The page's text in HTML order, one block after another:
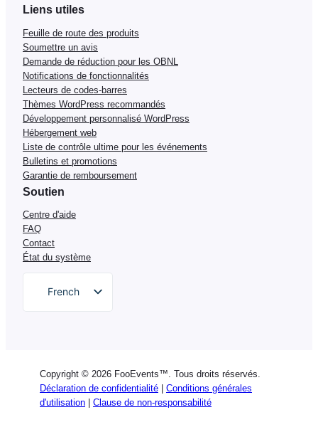
Liens utiles
Feuille de route des produits
Soumettre un avis
Demande de réduction pour les OBNL
Notifications de fonctionnalités
Lecteurs de codes-barres
Thèmes WordPress recommandés
Développement personnalisé WordPress
Hébergement web
Liste de contrôle ultime pour les événements
Bulletins et promotions
Garantie de remboursement
Soutien
Centre d'aide
FAQ
Contact
État du système
French
Spanish
Italian
Copyright © 2026 FooEvents™. Tous droits réservés.
Déclaration de confidentialité
Conditions générales
d'utilisation
Clause de non-responsabilité